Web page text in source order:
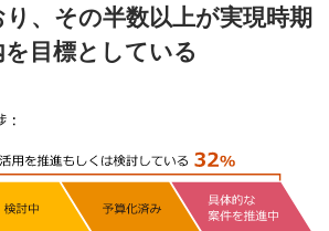
、その半数以上が実現時期
目標としている